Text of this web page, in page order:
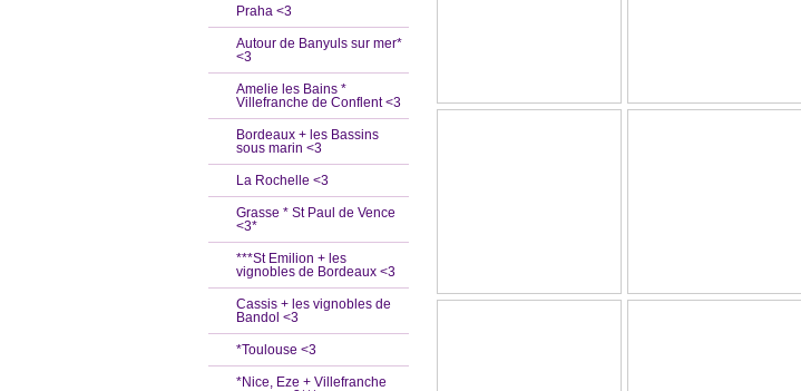
Praha <3
Autour de Banyuls sur mer*
<3
Amelie les Bains *
Villefranche de Conflent <3
Bordeaux + les Bassins
sous marin <3
La Rochelle <3
Grasse * St Paul de Vence
<3*
***St Emilion + les
vignobles de Bordeaux <3
Cassis + les vignobles de
Bandol <3
*Toulouse <3
*Nice, Eze + Villefranche